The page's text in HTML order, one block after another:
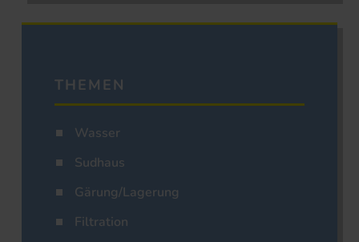
THEMEN
Wasser
Sudhaus
Gärung/Lagerung
Filtration